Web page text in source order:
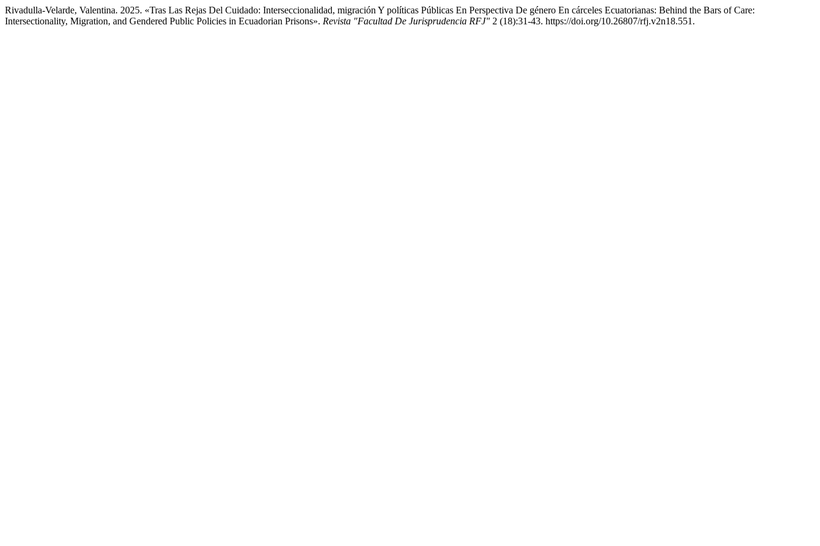
Rivadulla-Velarde, Valentina. 2025. «Tras Las Rejas Del Cuidado: Interseccionalidad, migración Y políticas Públicas En Perspectiva De género En cárceles Ecuatorianas: Behind the Bars of Care:
Intersectionality, Migration, and Gendered Public Policies in Ecuadorian Prisons». Revista "Facultad De Jurisprudencia RFJ" 2 (18):31-43. https://doi.org/10.26807/rfj.v2n18.551.